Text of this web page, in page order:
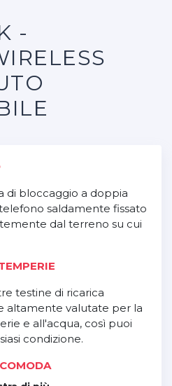
-
di bloccaggio a doppia
saldamente fissato
dal terreno su cui
testine di ricarica
altamente valutate per la
e all'acqua, così puoi
condizione.